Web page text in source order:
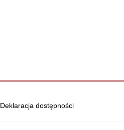
Deklaracja dostępności